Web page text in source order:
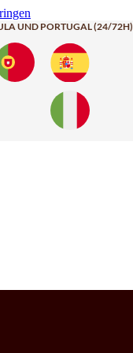
UND PORTUGAL (24/72H)